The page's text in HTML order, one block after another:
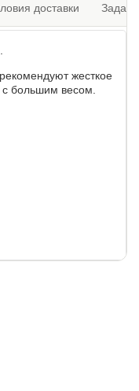
доставки
жесткое
большим весом.